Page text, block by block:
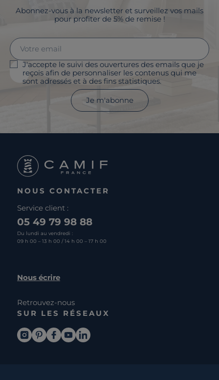
Abonnez-vous à la newsletter et surveillez vos mails
pour profiter de 5% de remise !
J'accepte le suivi des ouvertures des emails que je
reçois afin de personnaliser les contenus qui me
sont adressés et à des fins statistiques.
Je m'abonne
NOUS CONTACTER
Service client :
05 49 79 98 88
Du lundi au vendredi :
09 h 00 – 13 h 00 / 14 h 00 – 17 h 00
Nous écrire
Retrouvez-nous
SUR LES RÉSEAUX